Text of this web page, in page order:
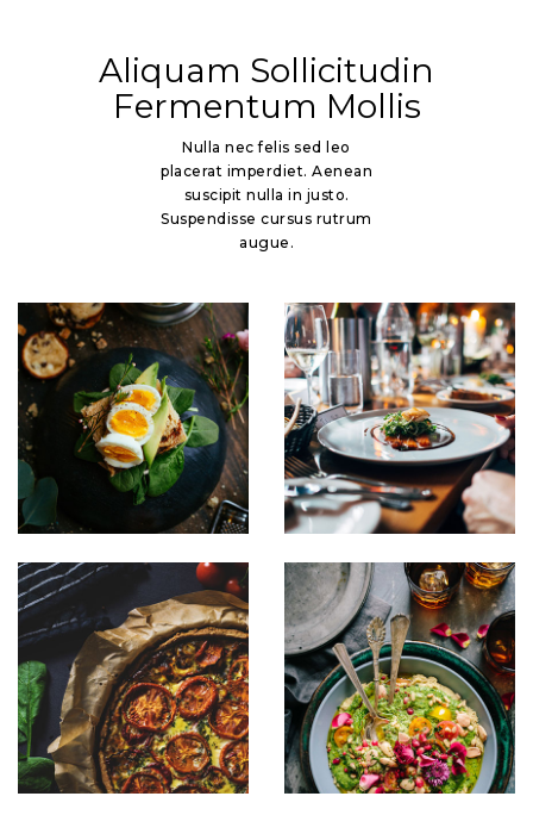
Aliquam Sollicitudin
Fermentum Mollis
Nulla nec felis sed leo
placerat imperdiet. Aenean
suscipit nulla in justo.
Suspendisse cursus rutrum
augue.
Sipsum primis
Sipsum primis